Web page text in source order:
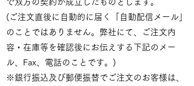
で双方の契約が成立したものとします。
(ご注文直後に自動的に届く「自動配信メール」
のことではありません。弊社にて、ご注文内
容・在庫等を確認後にお伝えする下記のメー
ル、Fax、電話のことです。)
※銀行振込及び郵便振替でご注文のお客様は、